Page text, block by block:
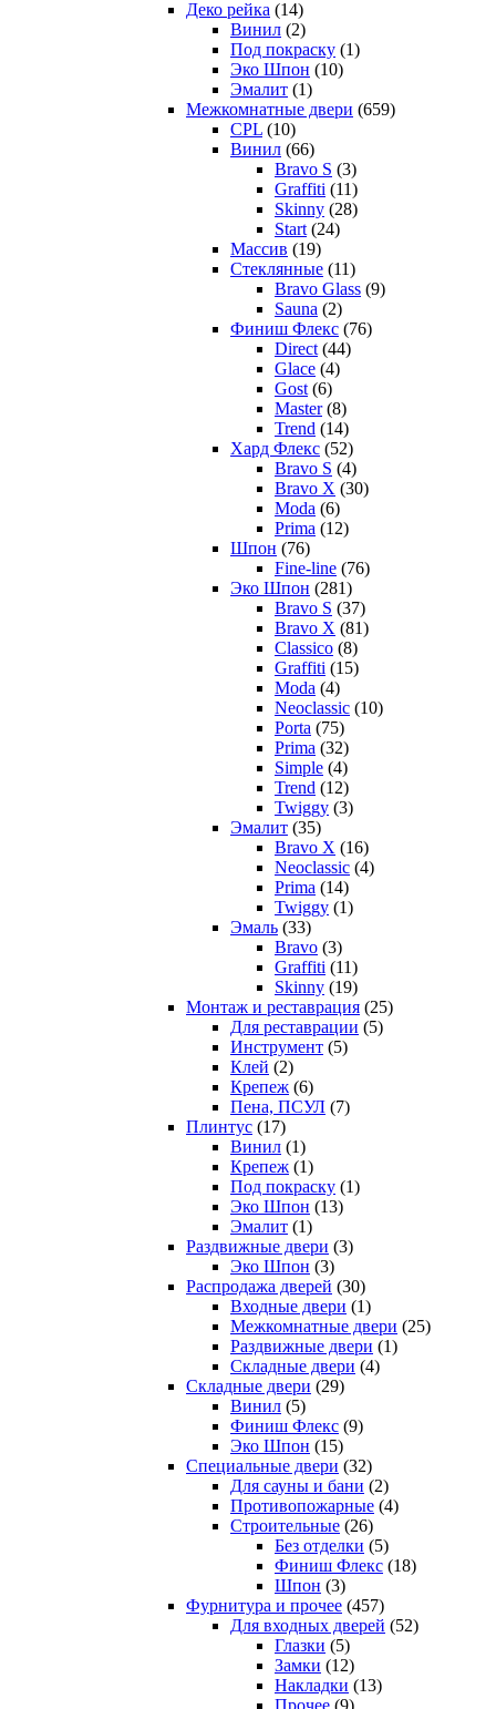
Деко рейка (14)
Винил (2)
Под покраску (1)
Эко Шпон (10)
Эмалит (1)
Межкомнатные двери (659)
CPL (10)
Винил (66)
Bravo S (3)
Graffiti (11)
Skinny (28)
Start (24)
Массив (19)
Стеклянные (11)
Bravo Glass (9)
Sauna (2)
Финиш Флекс (76)
Direct (44)
Glace (4)
Gost (6)
Master (8)
Trend (14)
Хард Флекс (52)
Bravo S (4)
Bravo X (30)
Moda (6)
Prima (12)
Шпон (76)
Fine-line (76)
Эко Шпон (281)
Bravo S (37)
Bravo X (81)
Classico (8)
Graffiti (15)
Moda (4)
Neoclassic (10)
Porta (75)
Prima (32)
Simple (4)
Trend (12)
Twiggy (3)
Эмалит (35)
Bravo X (16)
Neoclassic (4)
Prima (14)
Twiggy (1)
Эмаль (33)
Bravo (3)
Graffiti (11)
Skinny (19)
Монтаж и реставрация (25)
Для реставрации (5)
Инструмент (5)
Клей (2)
Крепеж (6)
Пена, ПСУЛ (7)
Плинтус (17)
Винил (1)
Крепеж (1)
Под покраску (1)
Эко Шпон (13)
Эмалит (1)
Раздвижные двери (3)
Эко Шпон (3)
Распродажа дверей (30)
Входные двери (1)
Межкомнатные двери (25)
Раздвижные двери (1)
Складные двери (4)
Складные двери (29)
Винил (5)
Финиш Флекс (9)
Эко Шпон (15)
Специальные двери (32)
Для сауны и бани (2)
Противопожарные (4)
Строительные (26)
Без отделки (5)
Финиш Флекс (18)
Шпон (3)
Фурнитура и прочее (457)
Для входных дверей (52)
Глазки (5)
Замки (12)
Накладки (13)
Прочее (9)